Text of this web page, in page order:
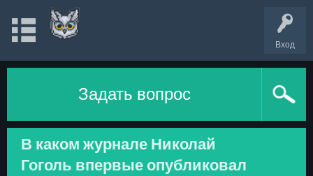
Вход
Задать вопрос
В каком журнале Николай
Гоголь впервые опубликовал